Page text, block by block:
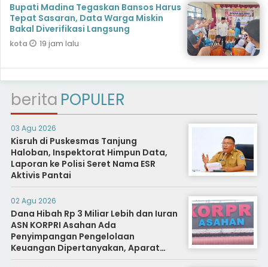
Bupati Madina Tegaskan Bansos Harus
Tepat Sasaran, Data Warga Miskin
Bakal Diverifikasi Langsung
kota 19 jam lalu
berita POPULER
03 Agu 2026
Kisruh di Puskesmas Tanjung
Haloban, Inspektorat Himpun Data,
Laporan ke Polisi Seret Nama ESR
Aktivis Pantai
02 Agu 2026
Dana Hibah Rp 3 Miliar Lebih dan Iuran
ASN KORPRI Asahan Ada
Penyimpangan Pengelolaan
Keuangan Dipertanyakan, Aparat
Diminta Segera Usut